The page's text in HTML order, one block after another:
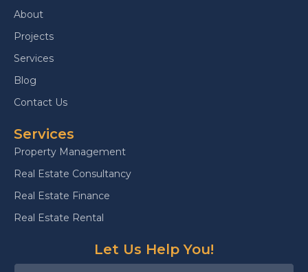
About
Projects
Services
Blog
Contact Us
Services
Property Management
Real Estate Consultancy
Real Estate Finance
Real Estate Rental
Let Us Help You!